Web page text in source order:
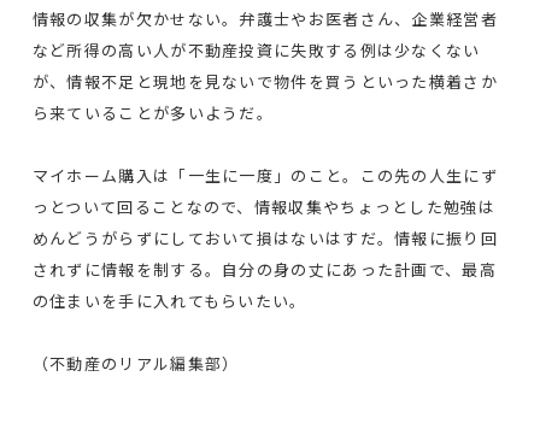
情報の収集が欠かせない。弁護士やお医者さん、企業経営者
など所得の高い人が不動産投資に失敗する例は少なくない
が、情報不足と現地を見ないで物件を買うといった横着さか
ら来ていることが多いようだ。
マイホーム購入は「一生に一度」のこと。この先の人生にず
っとついて回ることなので、情報収集やちょっとした勉強は
めんどうがらずにしておいて損はないはすだ。情報に振り回
されずに情報を制する。自分の身の丈にあった計画で、最高
の住まいを手に入れてもらいたい。
（不動産のリアル編集部）